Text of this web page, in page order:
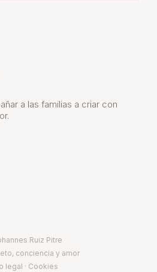
a las familias a criar con
Ruiz Pitre
conciencia y amor
legal · Cookies